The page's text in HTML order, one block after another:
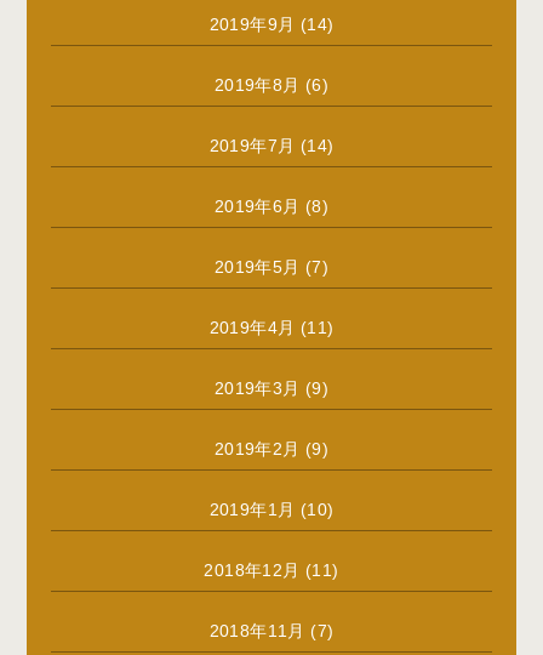
2019年9月 (14)
2019年8月 (6)
2019年7月 (14)
2019年6月 (8)
2019年5月 (7)
2019年4月 (11)
2019年3月 (9)
2019年2月 (9)
2019年1月 (10)
2018年12月 (11)
2018年11月 (7)